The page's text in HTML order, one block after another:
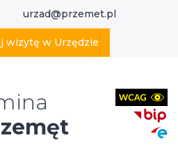
urzad@przemet.pl
wizytę w Urzędzie